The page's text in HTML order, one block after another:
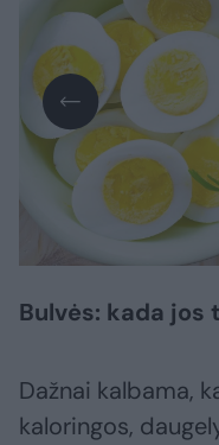
Bulvės: kada jos
Dažnai kalbama,
kaloringos,